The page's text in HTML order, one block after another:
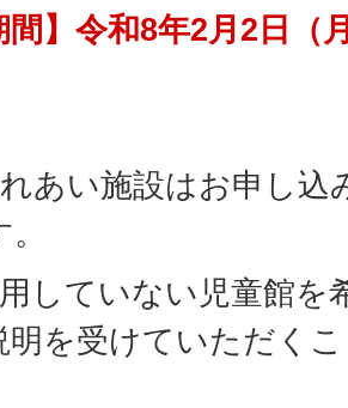
間】令和8年2月2日（
あい施設はお申し込
していない児童館を
明を受けていただく